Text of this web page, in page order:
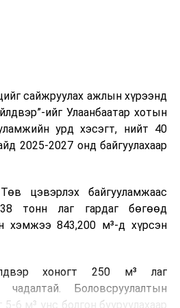
байдлыг хангах зэрэг
хөтөлбөрт тусгажээ.
лекц, асуулт-хариулт,
багаар ажиллах дасгал,
ажиллах дадлага зэрэг
хэлбэрээр зохион байгуулж
хорооны Ажлын алба,
Автотээврийн үндэсний
сайжруулах ажлын хүрээнд
ийг Улаанбаатар хотын
урд хэсэгт, нийт 40
2025-2027 онд байгуулахаар
цэвэрлэх байгууламжаас
тонн лаг гардаг бөгөөд
хэмжээ 843,200 м³-д хүрсэн
хоногт 250 м³ лаг
чадалтай. Боловсруулалтын
6 м³ үнс болгон бууруулахаар